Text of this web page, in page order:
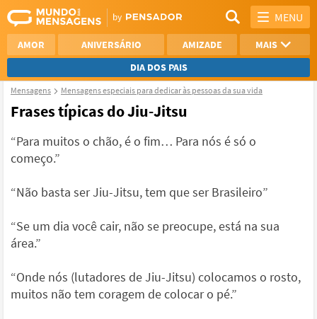
MENU
AMOR ANIVERSÁRIO AMIZADE
MAIS
DIA DOS PAIS
REFLEXÃO
NAMORO
Mensagens Mensagens especiais para dedicar às pessoas da sua vida
Frases típicas do Jiu-Jitsu
“Para muitos o chão, é o fim… Para nós é só o
começo.”
“Não basta ser Jiu-Jitsu, tem que ser Brasileiro”
“Se um dia você cair, não se preocupe, está na sua
área.”
“Onde nós (lutadores de Jiu-Jitsu) colocamos o rosto,
muitos não tem coragem de colocar o pé.”